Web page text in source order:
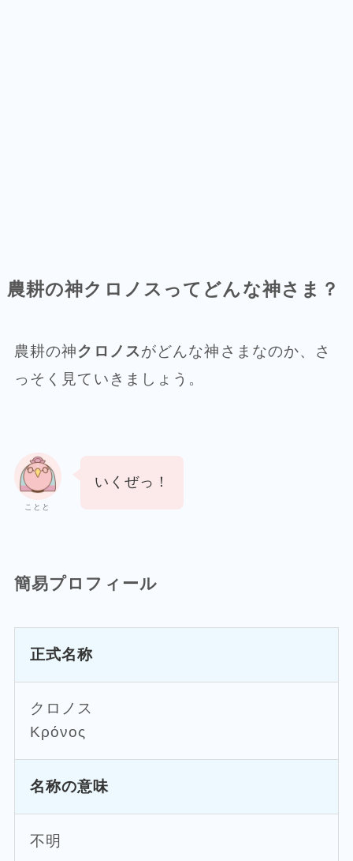
農耕の神クロノスってどんな神さま？
農耕の神クロノスがどんな神さまなのか、さ
っそく見ていきましょう。
ことと
いくぜっ！
簡易プロフィール
正式名称
クロノス
Κρόνος
名称の意味
不明